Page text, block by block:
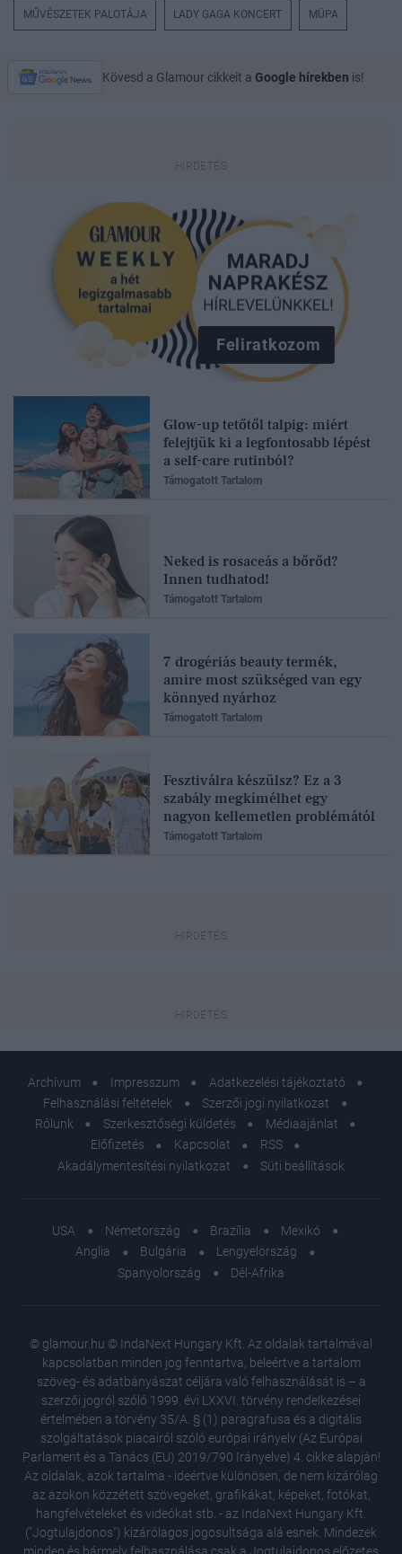
MŰVÉSZETEK PALOTÁJA LADY GAGA KONCERT MÜPA
Kövesd a Glamour cikkeit a Google hírekben is!
Feliratkozom
Glow-up tetőtől talpig: miért
felejtjük ki a legfontosabb lépést
a self-care rutinból?
Támogatott Tartalom
Neked is rosaceás a bőrőd?
Innen tudhatod!
Támogatott Tartalom
7 drogériás beauty termék,
amire most szükséged van egy
könnyed nyárhoz
Támogatott Tartalom
Fesztiválra készülsz? Ez a 3
szabály megkímélhet egy
nagyon kellemetlen problémától
Támogatott Tartalom
Archívum Impresszum
Adatkezelési tájékoztató
Felhasználási feltételek
Szerzői jogi nyilatkozat
Rólunk
Szerkesztőségi küldetés
Médiaajánlat
Előfizetés
Kapcsolat
RSS
Akadálymentesítési nyilatkozat
Süti beállítások
USA Németország Brazília
Mexikó
Anglia
Bulgária
Lengyelország
Spanyolország
Dél-Afrika
© glamour.hu © IndaNext Hungary Kft. Az oldalak tartalmával
kapcsolatban minden jog fenntartva, beleértve a tartalom
szöveg- és adatbányászat céljára való felhasználását is – a
szerzői jogról szóló 1999. évi LXXVI. törvény rendelkezései
értelmében a törvény 35/A. § (1) paragrafusa és a digitális
szolgáltatások piacairól szóló európai irányelv (Az Európai
Parlament és a Tanács (EU) 2019/790 Irányelve) 4. cikke alapján!
Az oldalak, azok tartalma - ideértve különösen, de nem kizárólag
az azokon közzétett szövegeket, grafikákat, képeket, fotókat,
hangfelvételeket és videókat stb. - az IndaNext Hungary Kft.
("Jogtulajdonos") kizárólagos jogosultsága alá esnek. Mindezek